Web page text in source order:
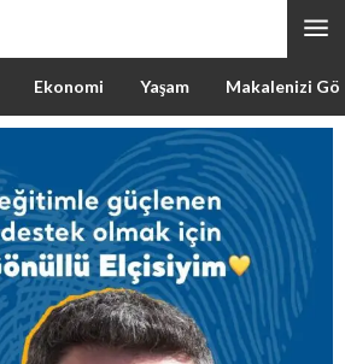
Ekonomi Yaşam Makalenizi